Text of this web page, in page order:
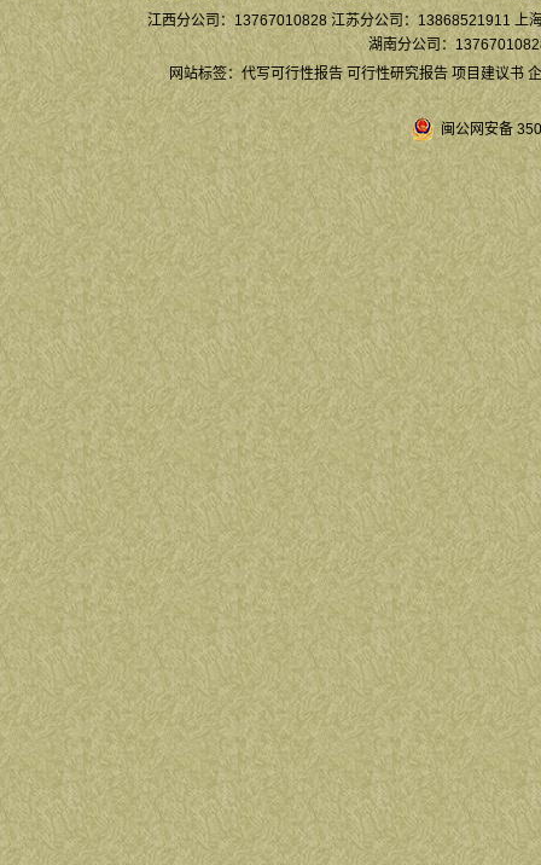
江西分公司：13767010828 江苏分公司：13868521911 上
湖南分公司：
网站标签：代写可行性报告 可行性研究报告 项目建议书
闽公网安备